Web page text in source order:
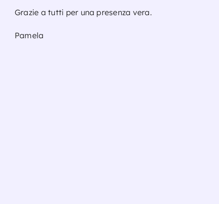
Grazie a tutti per una presenza vera.
Pamela